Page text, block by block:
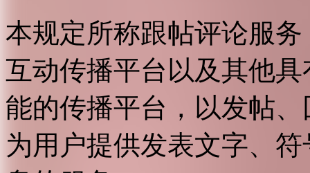
本规定所称跟帖评论服
互动传播平台以及其他
能的传播平台，以发帖
为用户提供发表文字、